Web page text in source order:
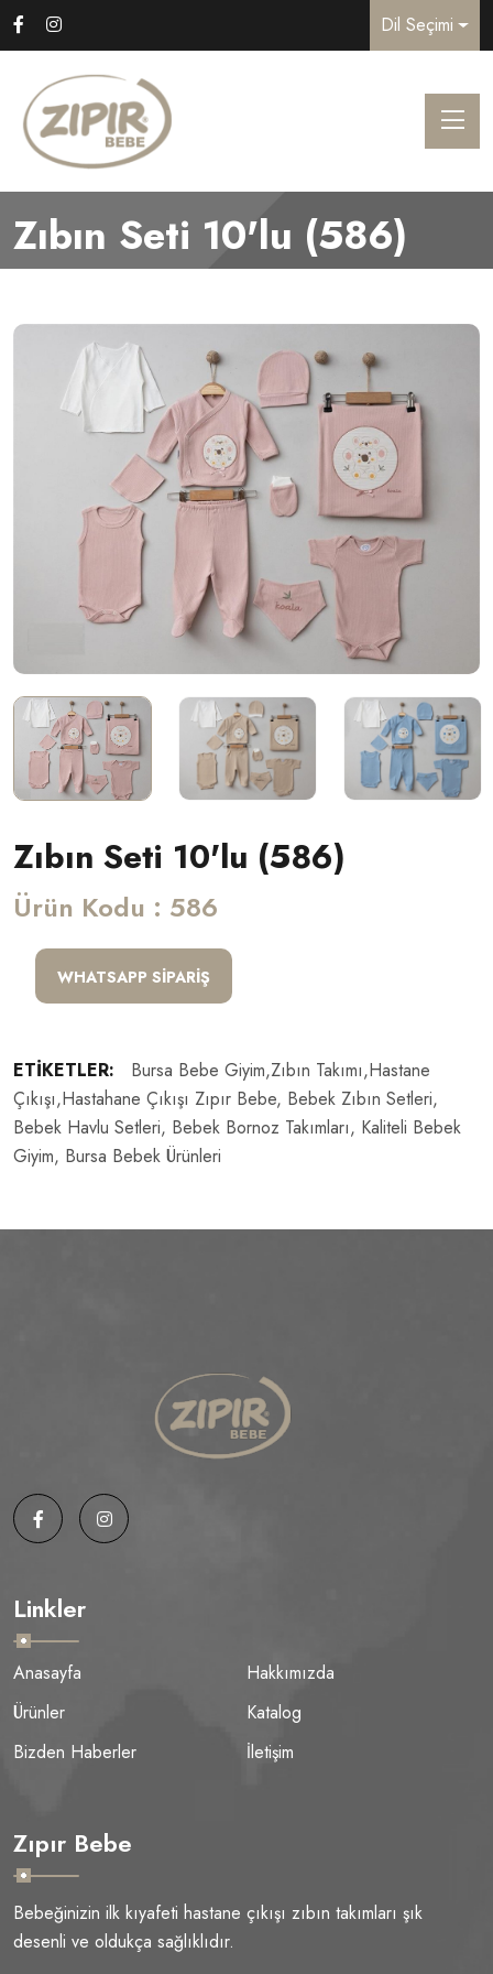
Dil Seçimi
Zıbın Seti 10'lu (586)
Zıbın Seti 10'lu (586)
Ürün Kodu : 586
WHATSAPP SIPARIŞ
ETIKETLER:
Bursa Bebe Giyim,zıbın Takımı,hastane
Çıkışı,hastahane Çıkışı Zıpır Bebe, Bebek Zıbın Setleri,
Bebek Havlu Setleri, Bebek Bornoz Takımları, Kaliteli Bebek
Giyim, Bursa Bebek Ürünleri
Linkler
Anasayfa
Hakkımızda
Ürünler
Katalog
Bizden Haberler
İletişim
Zıpır Bebe
Bebeğinizin ilk kıyafeti hastane çıkışı zıbın takımları şık
desenli ve oldukça sağlıklıdır.